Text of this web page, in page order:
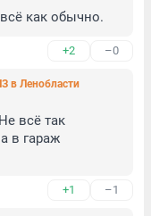
как обычно.
+2 –0
в Ленобласти
всё так
в гараж
+1 –1